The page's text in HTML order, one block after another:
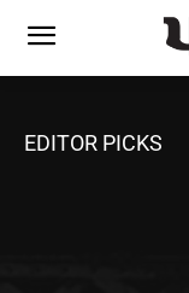
EDITOR PICKS